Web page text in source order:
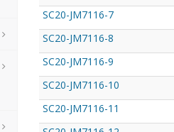
SC20-JM7116-7
SC20-JM7116-8
SC20-JM7116-9
SC20-JM7116-10
SC20-JM7116-11